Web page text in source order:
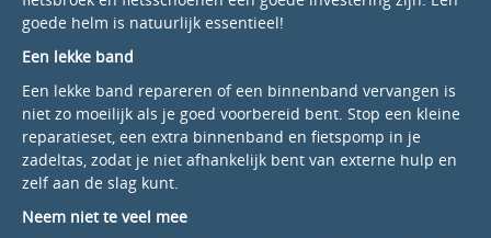
goede helm is natuurlijk essentieel!
Een lekke band
Een lekke band repareren of een binnenband vervangen is
niet zo moeilijk als je goed voorbereid bent. Stop een kleine
reparatieset, een extra binnenband en fietspomp in je
zadeltas, zodat je niet afhankelijk bent van externe hulp en
zelf aan de slag kunt.
Neem niet te veel mee